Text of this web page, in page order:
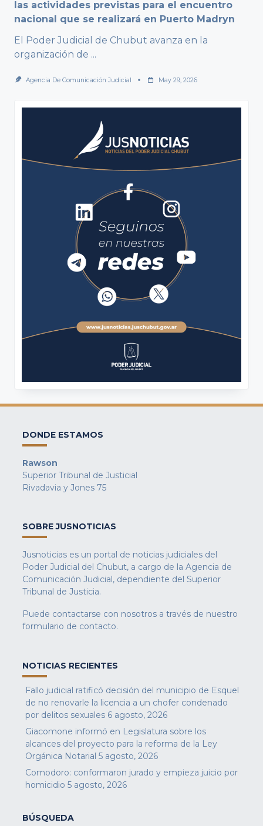
las actividades previstas para el encuentro
nacional que se realizará en Puerto Madryn
El Poder Judicial de Chubut avanza en la
organización de ...
Agencia De Comunicación Judicial May 29, 2026
DONDE ESTAMOS
Rawson
Superior Tribunal de Justicial
Rivadavia y Jones 75
SOBRE JUSNOTICIAS
Jusnoticias es un portal de noticias judiciales del
Poder Judicial del Chubut, a cargo de la Agencia de
Comunicación Judicial, dependiente del Superior
Tribunal de Justicia.
Puede contactarse con nosotros a través de nuestro
formulario de contacto.
NOTICIAS RECIENTES
Fallo judicial ratificó decisión del municipio de Esquel
de no renovarle la licencia a un chofer condenado
por delitos sexuales 6 agosto, 2026
Giacomone informó en Legislatura sobre los
alcances del proyecto para la reforma de la Ley
Orgánica Notarial 5 agosto, 2026
Comodoro: conformaron jurado y empieza juicio por
homicidio 5 agosto, 2026
BÚSQUEDA